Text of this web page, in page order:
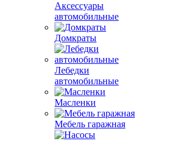
Аксессуары
автомобильные
Домкраты
Лебедки
автомобильные
Масленки
Мебель гаражная